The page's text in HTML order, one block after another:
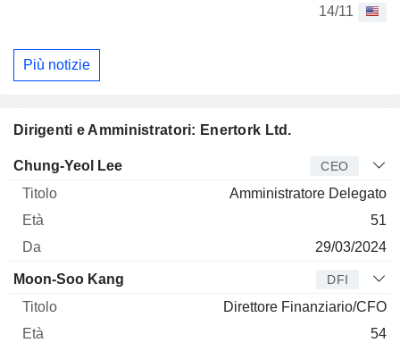
14/11
Più notizie
Dirigenti e Amministratori: Enertork Ltd.
Manager Titolo Età
Chung-Yeol Lee CEO
Amministratore Delegato
51
29/03/2024
Moon-Soo Kang DFI
Direttore Finanziario/CFO
54